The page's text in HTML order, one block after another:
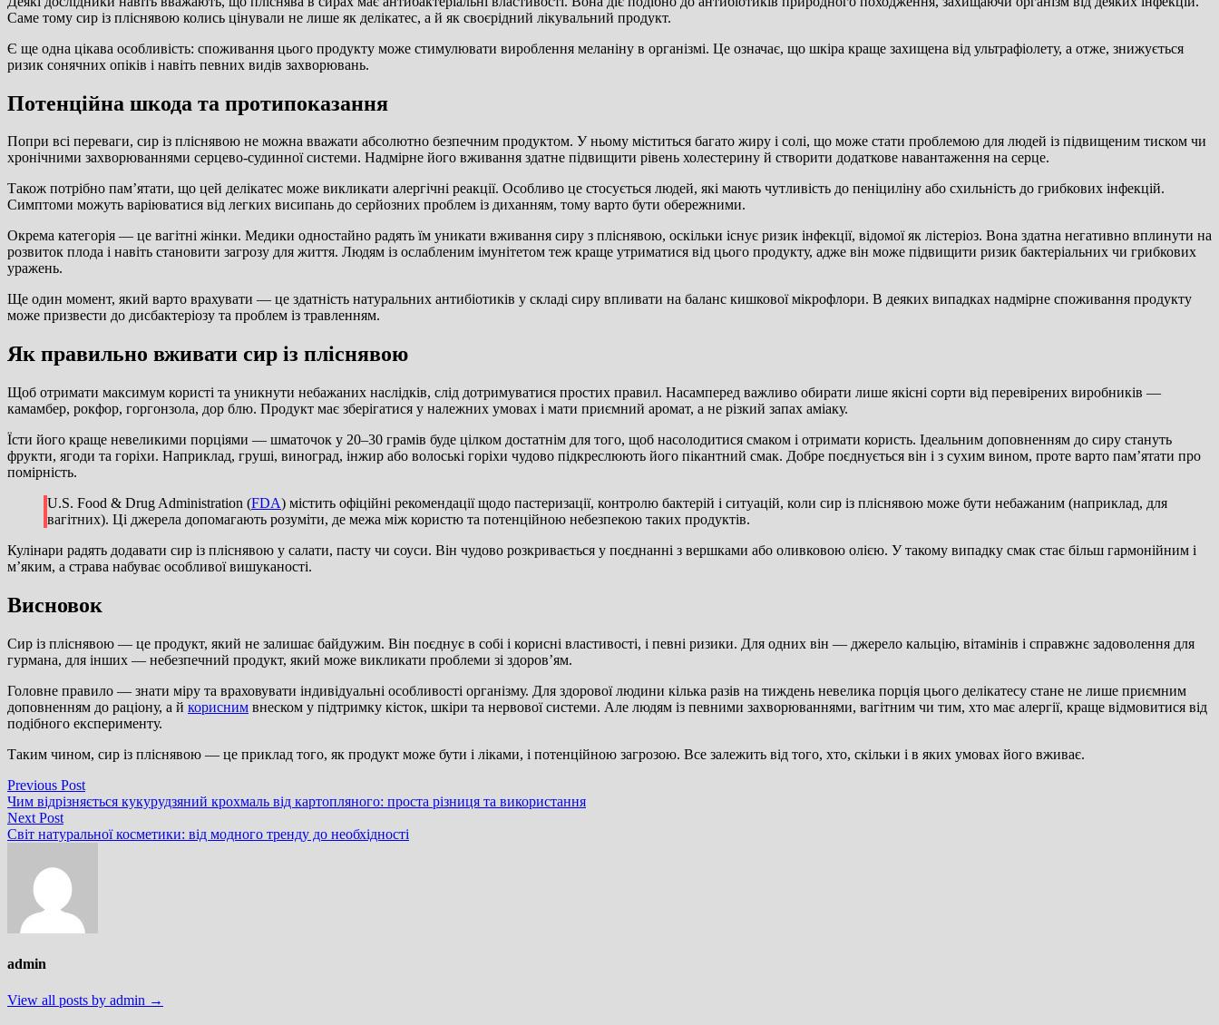
Саме тому сир із пліснявою колись цінували не лише як делікатес, а й як своєрідний лікувальний продукт.
Є ще одна цікава особливість: споживання цього продукту може стимулювати вироблення меланіну в організмі. Це означає, що шкіра краще захищена від ультрафіолету, а отже, знижується
ризик сонячних опіків і навіть певних видів захворювань.
Потенційна шкода та протипоказання
Попри всі переваги, сир із пліснявою не можна вважати абсолютно безпечним продуктом. У ньому міститься багато жиру і солі, що може стати проблемою для людей із підвищеним тиском чи
хронічними захворюваннями серцево-судинної системи. Надмірне його вживання здатне підвищити рівень холестерину й створити додаткове навантаження на серце.
Також потрібно пам’ятати, що цей делікатес може викликати алергічні реакції. Особливо це стосується людей, які мають чутливість до пеніциліну або схильність до грибкових інфекцій.
Симптоми можуть варіюватися від легких висипань до серйозних проблем із диханням, тому варто бути обережними.
Окрема категорія — це вагітні жінки. Медики одностайно радять їм уникати вживання сиру з пліснявою, оскільки існує ризик інфекції, відомої як лістеріоз. Вона здатна негативно вплинути на
розвиток плода і навіть становити загрозу для життя. Людям із ослабленим імунітетом теж краще утриматися від цього продукту, адже він може підвищити ризик бактеріальних чи грибкових
уражень.
Ще один момент, який варто врахувати — це здатність натуральних антибіотиків у складі сиру впливати на баланс кишкової мікрофлори. В деяких випадках надмірне споживання продукту
може призвести до дисбактеріозу та проблем із травленням.
Як правильно вживати сир із пліснявою
Щоб отримати максимум користі та уникнути небажаних наслідків, слід дотримуватися простих правил. Насамперед важливо обирати лише якісні сорти від перевірених виробників —
камамбер, рокфор, горгонзола, дор блю. Продукт має зберігатися у належних умовах і мати приємний аромат, а не різкий запах аміаку.
Їсти його краще невеликими порціями — шматочок у 20–30 грамів буде цілком достатнім для того, щоб насолодитися смаком і отримати користь. Ідеальним доповненням до сиру стануть
фрукти, ягоди та горіхи. Наприклад, груші, виноград, інжир або волоські горіхи чудово підкреслюють його пікантний смак. Добре поєднується він і з сухим вином, проте варто пам’ятати про
помірність.
U.S. Food & Drug Administration (FDA) містить офіційні рекомендації щодо пастеризації, контролю бактерій і ситуацій, коли сир із пліснявою може бути небажаним (наприклад, для
вагітних). Ці джерела допомагають розуміти, де межа між користю та потенційною небезпекою таких продуктів.
Кулінари радять додавати сир із пліснявою у салати, пасту чи соуси. Він чудово розкривається у поєднанні з вершками або оливковою олією. У такому випадку смак стає більш гармонійним і
м’яким, а страва набуває особливої вишуканості.
Висновок
Сир із пліснявою — це продукт, який не залишає байдужим. Він поєднує в собі і корисні властивості, і певні ризики. Для одних він — джерело кальцію, вітамінів і справжнє задоволення для
гурмана, для інших — небезпечний продукт, який може викликати проблеми зі здоров’ям.
Головне правило — знати міру та враховувати індивідуальні особливості організму. Для здорової людини кілька разів на тиждень невелика порція цього делікатесу стане не лише приємним
доповненням до раціону, а й корисним внеском у підтримку кісток, шкіри та нервової системи. Але людям із певними захворюваннями, вагітним чи тим, хто має алергії, краще відмовитися від
подібного експерименту.
Таким чином, сир із пліснявою — це приклад того, як продукт може бути і ліками, і потенційною загрозою. Все залежить від того, хто, скільки і в яких умовах його вживає.
Навігація
записів
Previous PostPrevious
post:
Чим відрізняється кукурудзяний крохмаль від картопляного: проста різниця та використання
Next PostNext
post:
Світ натуральної косметики: від модного тренду до необхідності
admin
View all posts by admin →